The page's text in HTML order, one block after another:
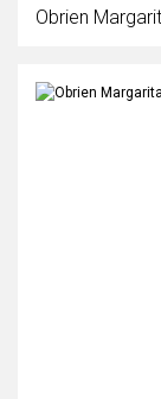
Obrien